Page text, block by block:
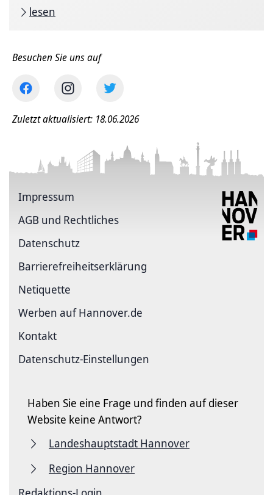
lesen
Besuchen Sie uns auf
Zuletzt aktualisiert: 18.06.2026
Impressum
AGB und Rechtliches
Datenschutz
Barriere­freiheits­erklärung
Netiquette
Werben auf Hannover.de
Kontakt
Datenschutz-Einstellungen
Haben Sie eine Frage und finden auf dieser
Website keine Antwort?
Landeshauptstadt Hannover
Region Hannover